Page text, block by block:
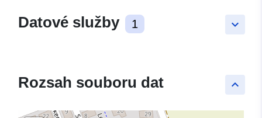
keyboard_arrow_down
Datové služby 1
keyboard_arrow_up
Rozsah souboru dat